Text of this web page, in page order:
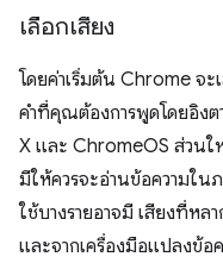
เลือกเสียง
โดยค่าเริ่มต้น Chrome จ
คำที่คุณต้องการพูดโดยอิง
X และ ChromeOS ส่วนใ
มีให้ควรจะอ่านข้อความใน
ใช้บางรายอาจมี เสียงที่หล
และจากเครื่องมือแปลงข้อ